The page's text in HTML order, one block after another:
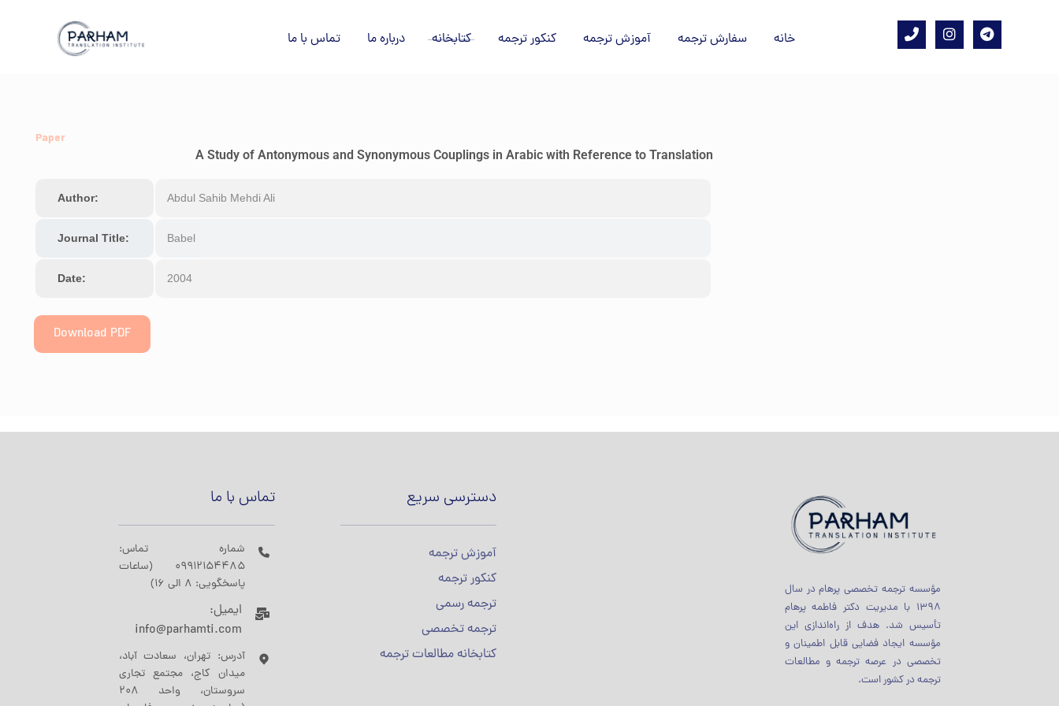
خانه سفارش ترجمه آموزش ترجمه کنکور ترجمه کتابخانه درباره ما تماس با ما
Paper
A Study of Antonymous and Synonymous Couplings in Arabic with Reference to Translation
Author: Abdul Sahib Mehdi Ali
Journal Title: Babel
Date: 2004
Download PDF
مؤسسه ترجمه تخصصی پرهام در سال
1398 با مدیریت دکتر فاطمه پرهام
تأسیس شد. هدف از راه‌اندازی این
مؤسسه ایجاد فضایی قابل اطمینان و
تخصصی در عرصه ترجمه و مطالعات
ترجمه در کشور است.
دسترسی سریع
آموزش ترجمه
کنکور ترجمه
ترجمه رسمی
ترجمه تخصصی
کتابخانه مطالعات ترجمه
تماس با ما
شماره تماس:
09912154485 (ساعات
پاسخگویی: 8 الی 16)
ایمیل:
info@parhamti.com
آدرس: تهران، سعادت آباد،
میدان کاج، مجتمع تجاری
سروستان، واحد 208